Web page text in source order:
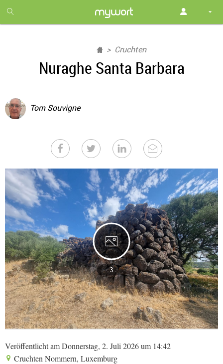
month
free
Cruchten
Nuraghe Santa Barbara
Tom Souvigne
3
Veröffentlicht am Donnerstag, 2. Juli 2026 um 14:42
Cruchten Nommern, Luxemburg